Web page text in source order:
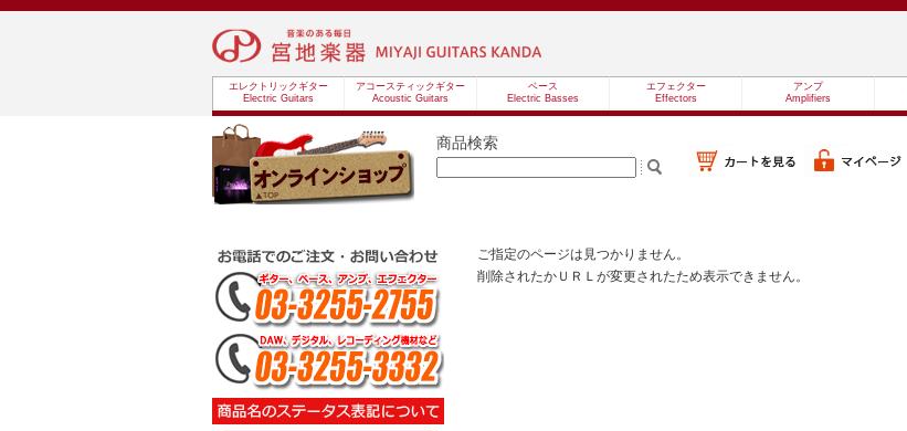
エレクトリックギター
Electric Guitars
アコースティックギター
Acoustic Guitars
ベース
Electric Basses
エフェクター
Effectors
アンプ
Amplifiers
商品検索
ご指定のページは見つかりません。
削除されたかＵＲＬが変更されたため表示できません。